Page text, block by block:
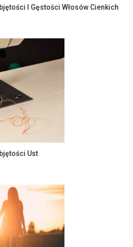
I Gęstości Włosów Cienkich
Ust